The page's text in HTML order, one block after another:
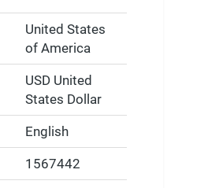
United States
of America
USD United
States Dollar
English
1567442